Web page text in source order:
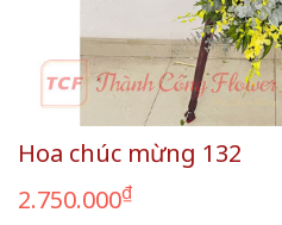
Hoa chúc mừng 132
2.750.000₫